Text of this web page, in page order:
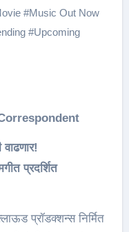
#Music Out Now
#Upcoming
प्रदर्शित
प्रॉडक्शन्स निर्मित